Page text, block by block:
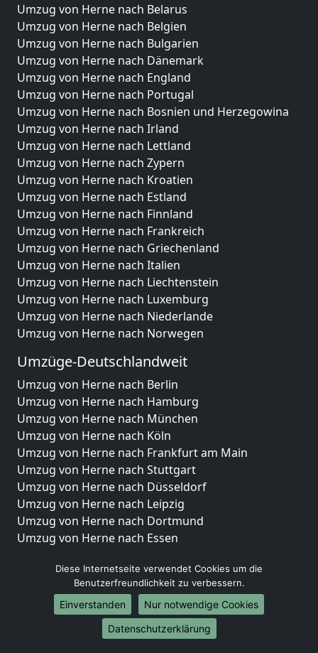
Umzug von Herne nach Belarus
Umzug von Herne nach Belgien
Umzug von Herne nach Bulgarien
Umzug von Herne nach Dänemark
Umzug von Herne nach England
Umzug von Herne nach Portugal
Umzug von Herne nach Bosnien und Herzegowina
Umzug von Herne nach Irland
Umzug von Herne nach Lettland
Umzug von Herne nach Zypern
Umzug von Herne nach Kroatien
Umzug von Herne nach Estland
Umzug von Herne nach Finnland
Umzug von Herne nach Frankreich
Umzug von Herne nach Griechenland
Umzug von Herne nach Italien
Umzug von Herne nach Liechtenstein
Umzug von Herne nach Luxemburg
Umzug von Herne nach Niederlande
Umzug von Herne nach Norwegen
Umzüge-Deutschlandweit
Umzug von Herne nach Berlin
Umzug von Herne nach Hamburg
Umzug von Herne nach München
Umzug von Herne nach Köln
Umzug von Herne nach Frankfurt am Main
Umzug von Herne nach Stuttgart
Umzug von Herne nach Düsseldorf
Umzug von Herne nach Leipzig
Umzug von Herne nach Dortmund
Umzug von Herne nach Essen
Umzug von Herne nach Dresden
Umzug von Herne nach Hannover
Umzug von Herne nach Nürnberg
Umzug von Herne nach Duisburg
Umzug von Herne nach Bochum
Diese Internetseite verwendet Cookies um die
Benutzerfreundlichkeit zu verbessern.
Einverstanden
Nur notwendige Cookies
Datenschutzerklärung